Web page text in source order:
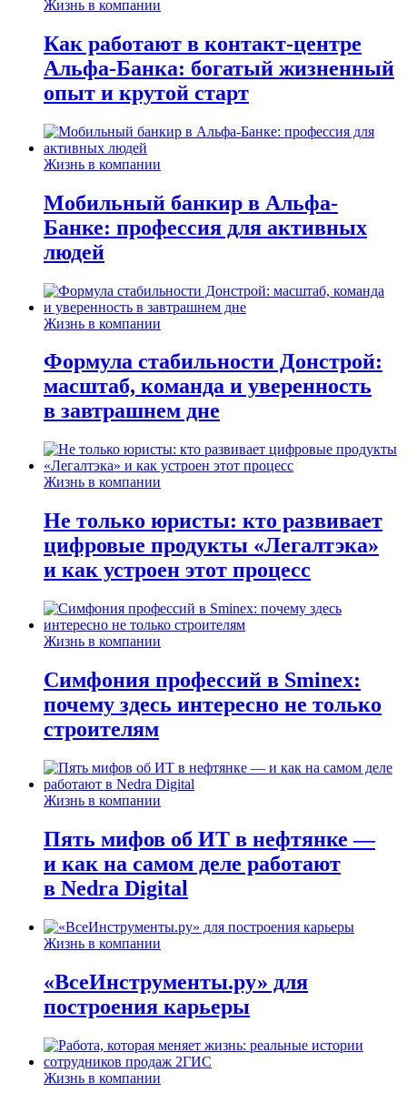
Жизнь в компании
Как работают в контакт-центре
Альфа-Банка: богатый жизненный
опыт и крутой старт
Жизнь в компании
Мобильный банкир в Альфа-
Банке: профессия для активных
людей
Жизнь в компании
Формула стабильности Донстрой:
масштаб, команда и уверенность
в завтрашнем дне
Жизнь в компании
Не только юристы: кто развивает
цифровые продукты «Легалтэка»
и как устроен этот процесс
Жизнь в компании
Симфония профессий в Sminex:
почему здесь интересно не только
строителям
Жизнь в компании
Пять мифов об ИТ в нефтянке —
и как на самом деле работают
в Nedra Digital
Жизнь в компании
«ВсеИнструменты.ру» для
построения карьеры
Жизнь в компании